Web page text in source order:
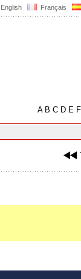
English Français
AB C D E F